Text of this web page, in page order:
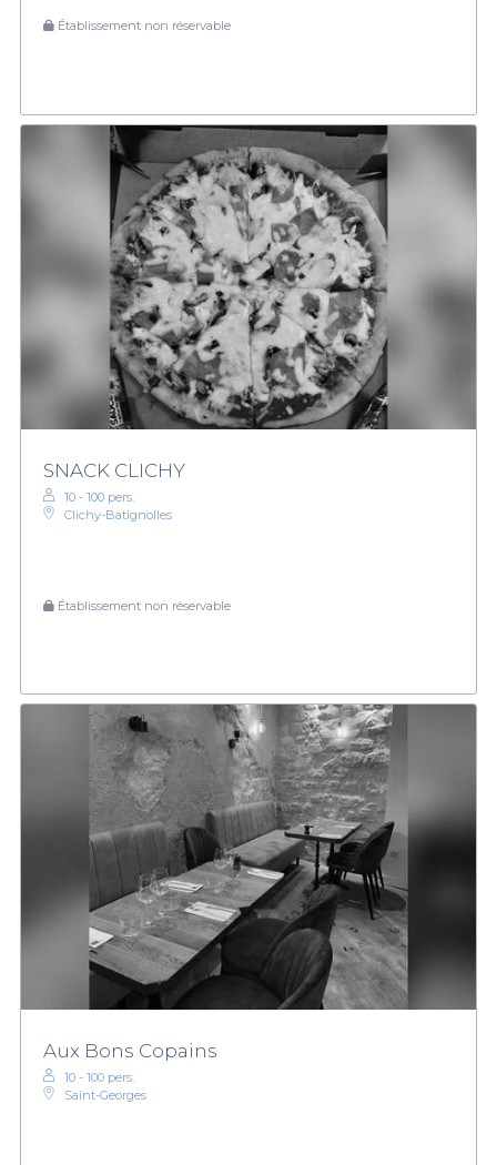
Établissement non réservable
SNACK CLICHY
10 - 100 pers.
Clichy-Batignolles
Établissement non réservable
Aux Bons Copains
10 - 100 pers.
Saint-Georges